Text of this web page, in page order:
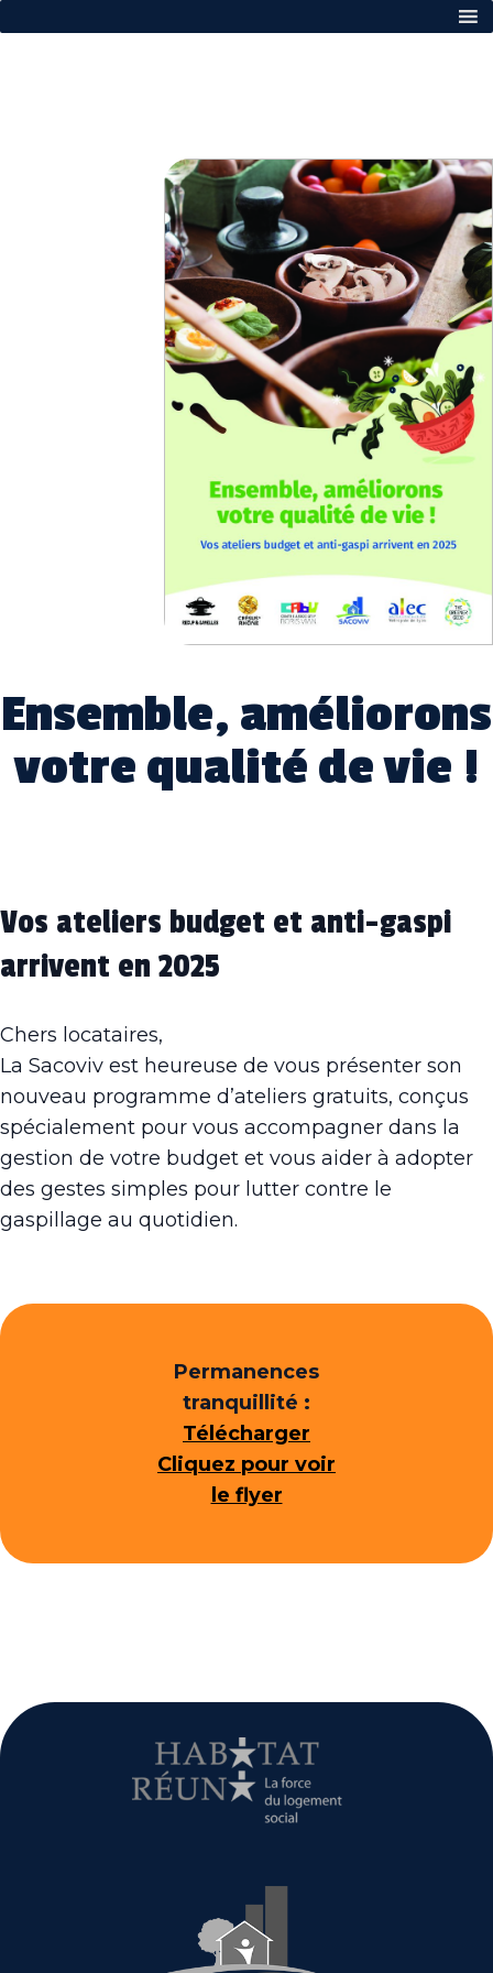
Ensemble, améliorons
votre qualité de vie !
Vos ateliers budget et anti-gaspi
arrivent en 2025
Chers locataires,
La Sacoviv est heureuse de vous présenter son
nouveau programme d’ateliers gratuits, conçus
spécialement pour vous accompagner dans la
gestion de votre budget et vous aider à adopter
des gestes simples pour lutter contre le
gaspillage au quotidien.
Permanences
tranquillité :
Télécharger
Cliquez pour voir
le flyer